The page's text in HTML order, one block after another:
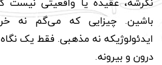
نگرشه، عقیده یا واقعیتی نیست
باشین. چیزایی که می‌گم نه
ایدئولوژیکه نه مذهبی. فقط یک
درون و بیرونه.